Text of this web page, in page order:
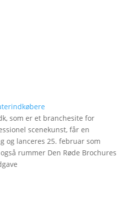
som er et branchesite for
scenekunst, får en
og lanceres 25. februar som
rummer Den Røde Brochures